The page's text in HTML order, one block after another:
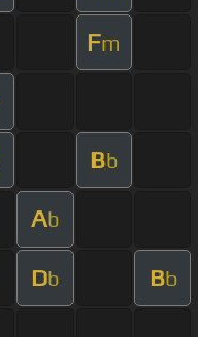
Fm
Bb
Ab
Db Bb